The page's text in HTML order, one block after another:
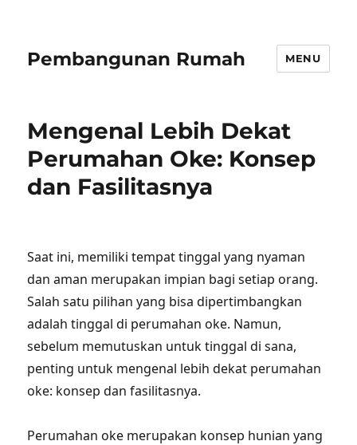
Pembangunan Rumah MENU
Mengenal Lebih Dekat
Perumahan Oke: Konsep
dan Fasilitasnya
Saat ini, memiliki tempat tinggal yang nyaman
dan aman merupakan impian bagi setiap orang.
Salah satu pilihan yang bisa dipertimbangkan
adalah tinggal di perumahan oke. Namun,
sebelum memutuskan untuk tinggal di sana,
penting untuk mengenal lebih dekat perumahan
oke: konsep dan fasilitasnya.
Perumahan oke merupakan konsep hunian yang